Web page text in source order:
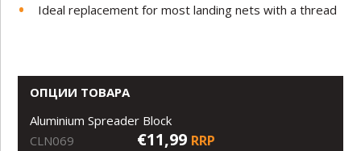
Ideal replacement for most landing nets with a thread
ОПЦИИ ТОВАРА
Aluminium Spreader Block
CLN069
€11,99 RRP